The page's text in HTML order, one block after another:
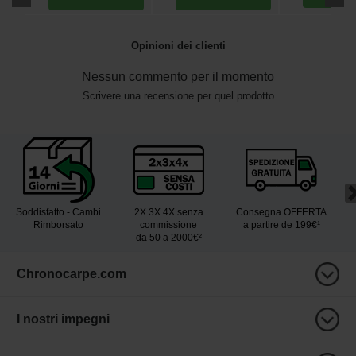
Opinioni dei clienti
Nessun commento per il momento
Scrivere una recensione per quel prodotto
Soddisfatto - Cambi
Rimborsato
2X 3X 4X senza
commissione
da 50 a 2000€²
Consegna OFFERTA
a partire de 199€¹
Chronocarpe.com
I nostri impegni